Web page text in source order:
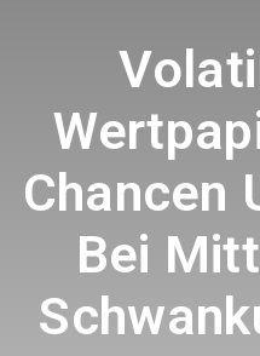
Chancen
Bei